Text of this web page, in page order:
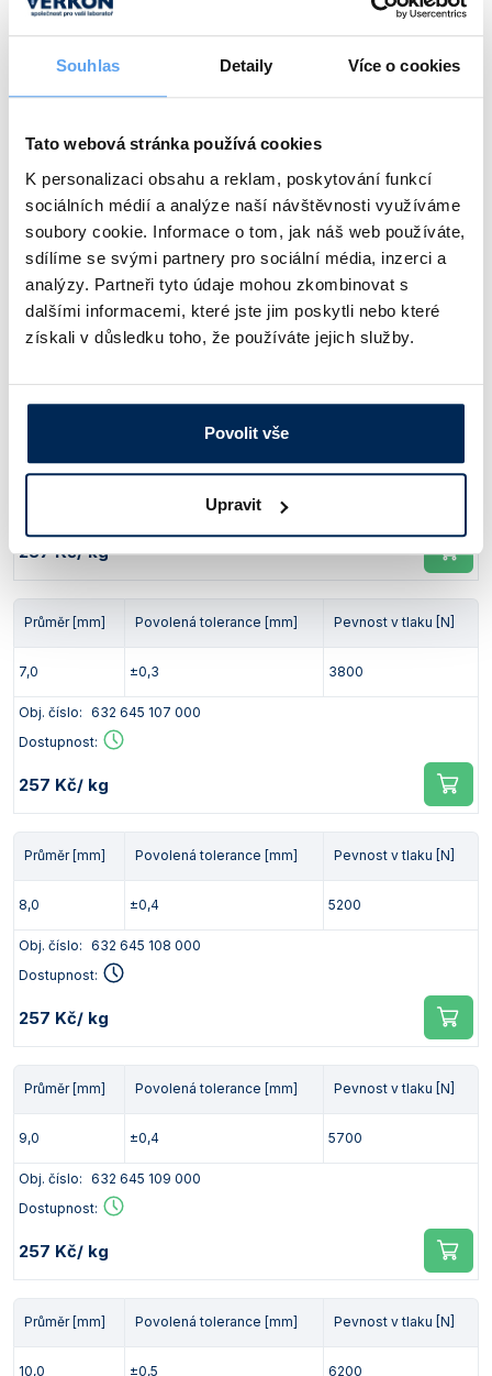
Souhlas Detaily Více o cookies
Tato webová stránka používá cookies
K personalizaci obsahu a reklam, poskytování funkcí
sociálních médií a analýze naší návštěvnosti využíváme
soubory cookie. Informace o tom, jak náš web používáte,
sdílíme se svými partnery pro sociální média, inzerci a
analýzy. Partneři tyto údaje mohou zkombinovat s
dalšími informacemi, které jste jim poskytli nebo které
získali v důsledku toho, že používáte jejich služby.
Povolit vše
Upravit
Obj. číslo: 632 645 104 000
Dostupnost:
Povolená tolerance [mm]
5,0 ±0,3 2600
Obj. číslo:
Dostupnost:
241 Kč/ kg
Průměr [mm] Povolená tolerance [mm] Pevnost v tlaku [N]
Obj. číslo: 632 645 106 000
257 Kč/ kg
Průměr [mm] Povolená tolerance [mm] Pevnost v tlaku [N]
7,0 ±0,3 3800
Obj. číslo: 632 645 107 000
Dostupnost:
257 Kč/ kg
Průměr [mm] Povolená tolerance [mm] Pevnost v tlaku [N]
8,0 ±0,4 5200
Obj. číslo: 632 645 108 000
Dostupnost:
257 Kč/ kg
Průměr [mm] Povolená tolerance [mm] Pevnost v tlaku [N]
9,0 ±0,4 5700
Obj. číslo: 632 645 109 000
Dostupnost:
257 Kč/ kg
Průměr [mm] Povolená tolerance [mm] Pevnost v tlaku [N]
10,0 ±0,5 6200